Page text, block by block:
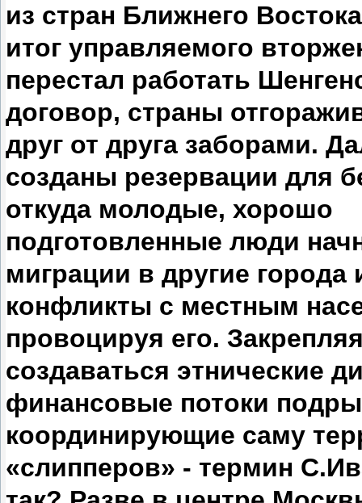
из стран Ближнего
итог управляемого
перестал работать
договор, страны
друг от друга заборами.
созданы резервации для
откуда молодые, хорошо
подготовленные люди
миграции в другие города
конфликты с местным
провоцируя его.
создаваться этнические
финансовые потоки
координирующие саму
«слипперов» - термин